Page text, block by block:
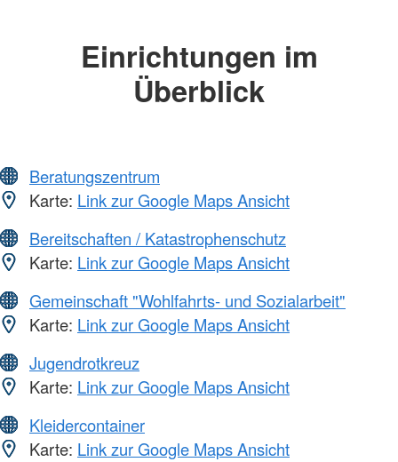
Einrichtungen im
Überblick
Beratungszentrum
Karte: Link zur Google Maps Ansicht
Bereitschaften / Katastrophenschutz
Karte: Link zur Google Maps Ansicht
Gemeinschaft "Wohlfahrts- und Sozialarbeit"
Karte: Link zur Google Maps Ansicht
Jugendrotkreuz
Karte: Link zur Google Maps Ansicht
Kleidercontainer
Karte: Link zur Google Maps Ansicht